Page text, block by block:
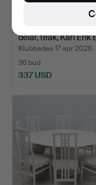
delar, teak, Karl Erik
Klubbades 17 apr 2026
36 bud
337 USD